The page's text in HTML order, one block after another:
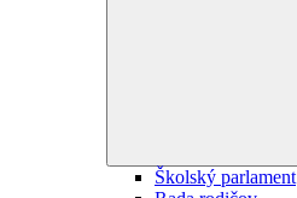
Školský parlament